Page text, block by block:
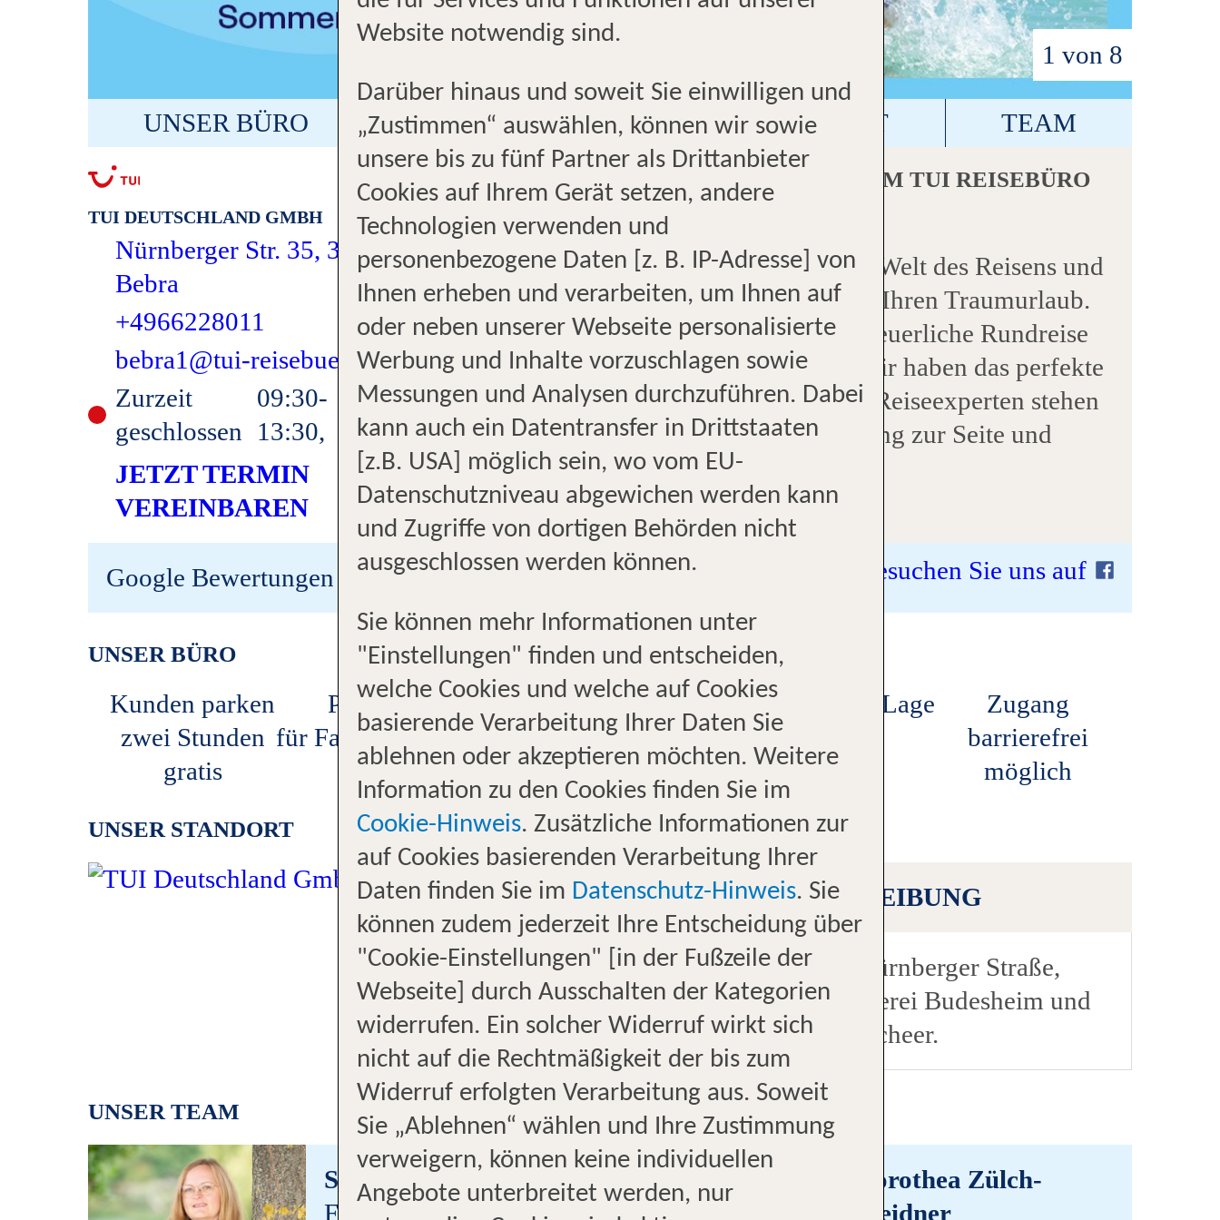
1 von 8
UNSER BÜRO UNSER STANDORT KONTAKT TEAM
TUI DEUTSCHLAND GMBH
Nürnberger Str. 35, 36179
Bebra
+4966228011
bebra1@tui-reisebuero.de
Zurzeit
geschlossen
09:30-
13:30,
14:30-
18:00
JETZT TERMIN
VEREINBAREN
HERZLICH WILLKOMMEN IN IHREM TUI REISEBÜRO
BEBRA
Tauchen Sie ein in die faszinierende Welt des Reisens und
entdecken fantastische Angebote für Ihren Traumurlaub.
Egal, ob luxuriöse Kreuzfahrt, abenteuerliche Rundreise
oder entspannter Pauschalurlaub – wir haben das perfekte
Angebot für Sie. Unsere erfahrenen Reiseexperten stehen
Ihnen gerne mit individueller Beratung zur Seite und
unterstützen Sie dabei, Ihre Urlaubsträume zu
verwirklichen. Wir freuen uns auf Ihre
Terminvereinbarung und Ihren Besuch in unserem
Reisebüro.
Google Bewertungen Besuchen Sie uns auf
UNSER BÜRO
Kunden parken
zwei Stunden
gratis
Profis
für Familienurlaub
Profis
für Kreuzfahrt
Profis
für Städteferien
Zentrale Lage
Zugang
barrierefrei
möglich
UNSER STANDORT
ANFAHRTSBESCHREIBUNG
Sie finden uns in der Nürnberger Straße,
direkt neben der Metzgerei Budesheim und
Friseur Salon Nadine Scheer.
UNSER TEAM
Stefanie Heuckeroth
Filialleiterin
Dorothea Zülch-
Weidner
Website notwendig sind.
Darüber hinaus und soweit Sie einwilligen und
„Zustimmen“ auswählen, können wir sowie
unsere bis zu fünf Partner als Drittanbieter
Cookies auf Ihrem Gerät setzen, andere
Technologien verwenden und
personenbezogene Daten [z. B. IP-Adresse] von
Ihnen erheben und verarbeiten, um Ihnen auf
oder neben unserer Webseite personalisierte
Werbung und Inhalte vorzuschlagen sowie
Messungen und Analysen durchzuführen. Dabei
kann auch ein Datentransfer in Drittstaaten
[z.B. USA] möglich sein, wo vom EU-
Datenschutzniveau abgewichen werden kann
und Zugriffe von dortigen Behörden nicht
ausgeschlossen werden können.
Sie können mehr Informationen unter
"Einstellungen" finden und entscheiden,
welche Cookies und welche auf Cookies
basierende Verarbeitung Ihrer Daten Sie
ablehnen oder akzeptieren möchten. Weitere
Information zu den Cookies finden Sie im
Cookie-Hinweis. Zusätzliche Informationen zur
auf Cookies basierenden Verarbeitung Ihrer
Daten finden Sie im Datenschutz-Hinweis. Sie
können zudem jederzeit Ihre Entscheidung über
"Cookie-Einstellungen" [in der Fußzeile der
Webseite] durch Ausschalten der Kategorien
widerrufen. Ein solcher Widerruf wirkt sich
nicht auf die Rechtmäßigkeit der bis zum
Widerruf erfolgten Verarbeitung aus. Soweit
Sie „Ablehnen“ wählen und Ihre Zustimmung
verweigern, können keine individuellen
Angebote unterbreitet werden, nur